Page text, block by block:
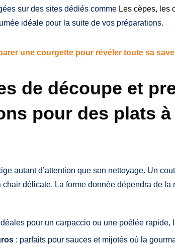
sur des sites dédiés comme Les cèpes, les
idéale pour la suite de vos préparations.
une courgette pour révéler toute sa
de découpe et
pour des plats
autant d’attention que son nettoyage. Un
chair délicate. La forme donnée dépendra de
pour un carpaccio ou une poêlée rapide,
: parfaits pour sauces et mijotés où la